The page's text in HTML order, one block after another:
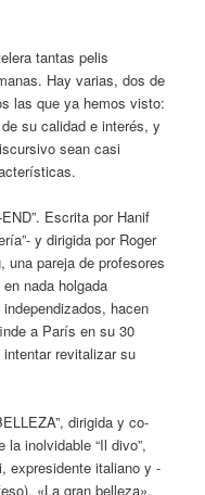
tantas pelis
Hay varias, dos de
las que ya hemos visto:
su calidad e interés, y
sean casi
Escrita por Hanif
y dirigida por Roger
una pareja de profesores
nada holgada
hacen
a París en su 30
revitalizar su
dirigida y co-
inolvidable “Il divo”,
expresidente italiano y -
«La gran belleza»,